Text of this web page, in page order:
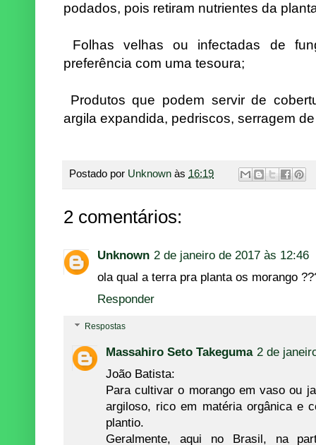
podados, pois retiram nutrientes da
Folhas velhas ou infectadas de
preferência com uma tesoura;
Produtos que podem servir de
argila expandida, pedriscos, serragem
Postado por Unknown às 16:19
2 comentários:
Unknown 2 de janeiro de 2017 às 12:46
ola qual a terra pra planta os morango
Responder
Respostas
Massahiro Seto Takeguma 2 de
João Batista:
Para cultivar o morango em vaso ou
argiloso, rico em matéria orgânica e
plantio.
Geralmente, aqui no Brasil, na